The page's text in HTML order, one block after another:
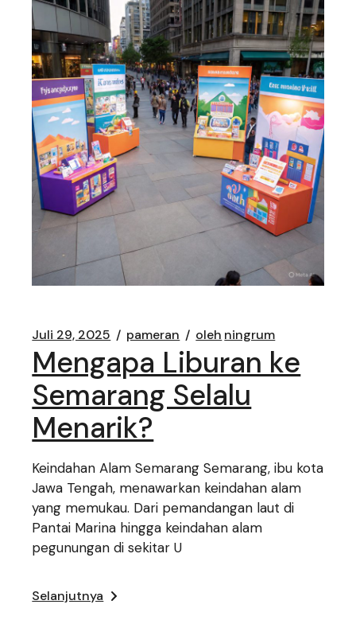
Juli 29, 2025 pameran oleh ningrum
Mengapa Liburan ke
Semarang Selalu
Menarik?
Keindahan Alam Semarang Semarang, ibu kota
Jawa Tengah, menawarkan keindahan alam
yang memukau. Dari pemandangan laut di
Pantai Marina hingga keindahan alam
pegunungan di sekitar U
Selanjutnya